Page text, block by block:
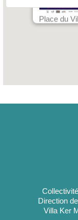
Place du
Direction
Villa Ker